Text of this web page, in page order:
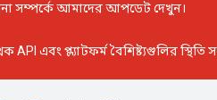
সম্পর্কে আমাদের আপডেটদেখুন।
API এবং প্ল্যাটফর্ম বৈশিষ্ট্যগুলির